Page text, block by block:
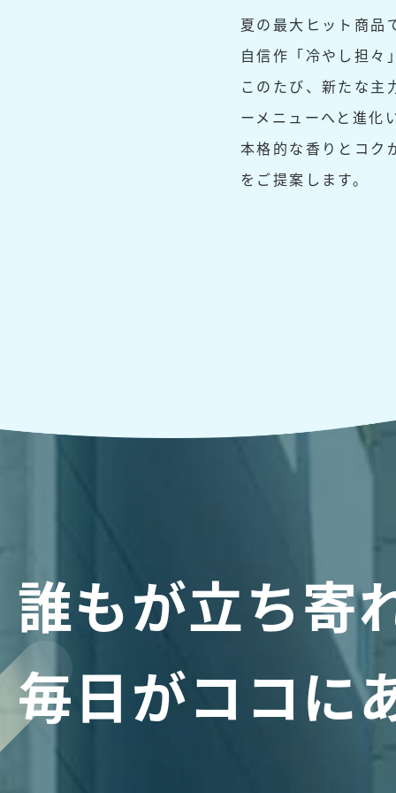
夏の最大ヒット商品
自信作「冷やし担々
このたび、新たな主
ーメニューへと進化
本格的な香りとコク
をご提案します。
誰もが立ち寄
毎日がココに